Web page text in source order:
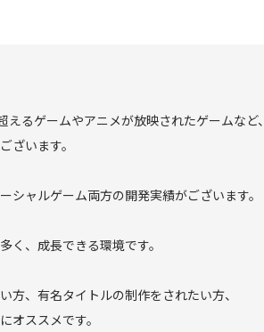
えるゲームやアニメが放映されたゲームなど、
ざいます。
シャルゲーム両方の開発実績がございます。
く、成長できる環境です。
方、有名タイトルの制作をされたい方、
オススメです。